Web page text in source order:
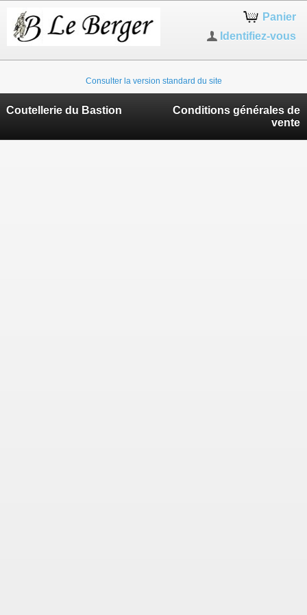
Panier
Identifiez-vous
Consulter la version standard du site
Coutellerie du Bastion
Conditions générales de
vente